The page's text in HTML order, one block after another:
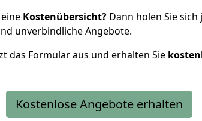
Kostenübersicht? Dann holen Sie sich
unverbindliche Angebote.
das Formular aus und erhalten Sie
Kostenlose Angebote erhalten